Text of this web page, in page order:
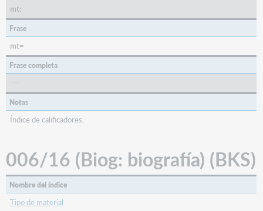
mt:
Frase
mt=
Frase completa
---
Notas
Índice de calificadores.
006/16 (Biog: biografía) (BKS)
Nombre del índice
Tipo de material